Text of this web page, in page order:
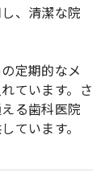
、清潔な院
定期的なメ
ています。さ
る歯科医院
ています。